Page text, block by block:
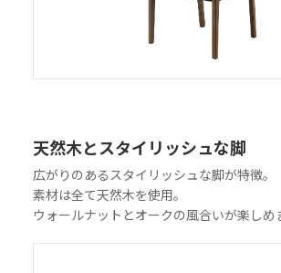
天然木とスタイリッシュな脚
広がりのあるスタイリッシュな脚が特徴。
素材は全て天然木を使用。
ウォールナットとオークの風合いが楽しめ